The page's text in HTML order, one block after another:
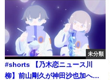
未分類
#shorts 【乃木恋ニュース川
柳】前山剛久が神田沙也加への